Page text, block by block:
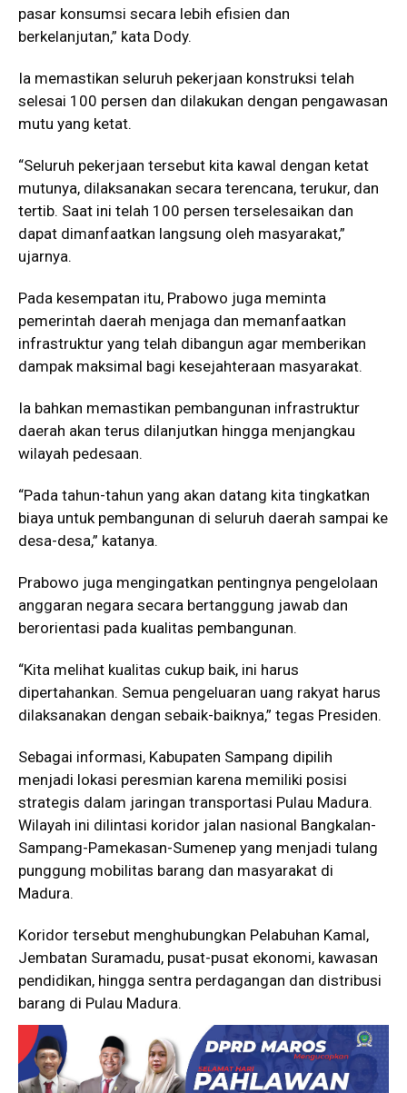
pasar konsumsi secara lebih efisien dan
berkelanjutan,” kata Dody.
Ia memastikan seluruh pekerjaan konstruksi telah
selesai 100 persen dan dilakukan dengan pengawasan
mutu yang ketat.
“Seluruh pekerjaan tersebut kita kawal dengan ketat
mutunya, dilaksanakan secara terencana, terukur, dan
tertib. Saat ini telah 100 persen terselesaikan dan
dapat dimanfaatkan langsung oleh masyarakat,”
ujarnya.
Pada kesempatan itu, Prabowo juga meminta
pemerintah daerah menjaga dan memanfaatkan
infrastruktur yang telah dibangun agar memberikan
dampak maksimal bagi kesejahteraan masyarakat.
Ia bahkan memastikan pembangunan infrastruktur
daerah akan terus dilanjutkan hingga menjangkau
wilayah pedesaan.
“Pada tahun-tahun yang akan datang kita tingkatkan
biaya untuk pembangunan di seluruh daerah sampai ke
desa-desa,” katanya.
Prabowo juga mengingatkan pentingnya pengelolaan
anggaran negara secara bertanggung jawab dan
berorientasi pada kualitas pembangunan.
“Kita melihat kualitas cukup baik, ini harus
dipertahankan. Semua pengeluaran uang rakyat harus
dilaksanakan dengan sebaik-baiknya,” tegas Presiden.
Sebagai informasi, Kabupaten Sampang dipilih
menjadi lokasi peresmian karena memiliki posisi
strategis dalam jaringan transportasi Pulau Madura.
Wilayah ini dilintasi koridor jalan nasional Bangkalan-
Sampang-Pamekasan-Sumenep yang menjadi tulang
punggung mobilitas barang dan masyarakat di
Madura.
Koridor tersebut menghubungkan Pelabuhan Kamal,
Jembatan Suramadu, pusat-pusat ekonomi, kawasan
pendidikan, hingga sentra perdagangan dan distribusi
barang di Pulau Madura.